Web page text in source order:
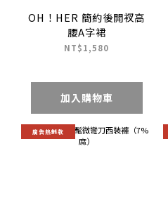
OH！HER 簡約後開衩高
腰A字裙
NT$1,580
加入購物車
廣告熱銷款